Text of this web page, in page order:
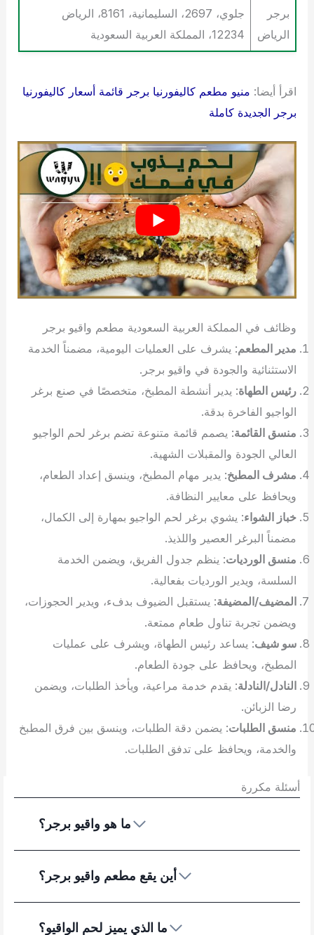
برجر
الرياض
جلوي، 2697، السليمانية، 8161، الرياض
12234، المملكة العربية السعودية
اقرأ أيضا: منيو مطعم كاليفورنيا برجر قائمة أسعار كاليفورنيا
برجر الجديدة كاملة
وظائف في المملكة العربية السعودية مطعم واقيو برجر
مدير المطعم: يشرف على العمليات اليومية، مضمناً الخدمة
الاستثنائية والجودة في واقيو برجر.
رئيس الطهاة: يدير أنشطة المطبخ، متخصصًا في صنع برغر
الواجيو الفاخرة بدقة.
منسق القائمة: يصمم قائمة متنوعة تضم برغر لحم الواجيو
العالي الجودة والمقبلات الشهية.
مشرف المطبخ: يدير مهام المطبخ، وينسق إعداد الطعام،
ويحافظ على معايير النظافة.
خباز الشواء: يشوي برغر لحم الواجيو بمهارة إلى الكمال،
مضمناً البرغر العصير واللذيذ.
منسق الورديات: ينظم جدول الفريق، ويضمن الخدمة
السلسة، ويدير الورديات بفعالية.
المضيف/المضيفة: يستقبل الضيوف بدفء، ويدير الحجوزات،
ويضمن تجربة تناول طعام ممتعة.
سو شيف: يساعد رئيس الطهاة، ويشرف على عمليات
المطبخ، ويحافظ على جودة الطعام.
النادل/النادلة: يقدم خدمة مراعية، ويأخذ الطلبات، ويضمن
رضا الزبائن.
منسق الطلبات: يضمن دقة الطلبات، وينسق بين فرق المطبخ
والخدمة، ويحافظ على تدفق الطلبات.
أسئلة مكررة
ما هو واقيو برجر؟
أين يقع مطعم واقيو برجر؟
ما الذي يميز لحم الواقيو؟